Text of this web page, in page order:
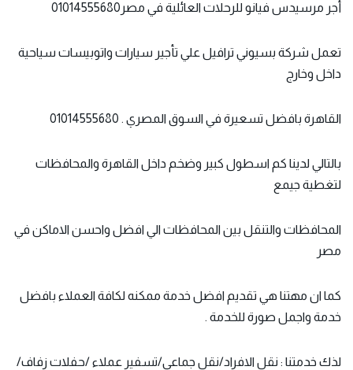
أجر مرسيدس فيانو للرحلات العائلية في مصر01014555680
تعمل شركة بسيوني ترافيل علي تأجير سيارات واتوبيسات سياحية
داخل وخارج
القاهرة بافضل تسعيرة في السوق المصري . 01014555680
بالتالي لدينا كم اسطول كبير وضخم داخل القاهرة والمحافظات
لتغطية جيمع
المحافظات والتنقل بين المحافظات الي افضل واحسن الاماكن في
مصر
كما ان مهتنا هي تقديم افضل خدمة ممكنه لكافة العملاء بافضل
خدمة واجمل صورة للخدمة .
لذك خدمتنا : نقل الافراد/نقل جماعي/تسفير عملاء /حفلات زفاف/